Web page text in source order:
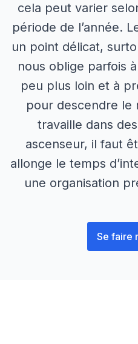
cela peut varier
période de l’année.
un point délicat,
nous oblige parfois
peu plus loin et à
pour descendre le
travaille dans
ascenseur, il faut
allonge le temps
une organisation
Se faire